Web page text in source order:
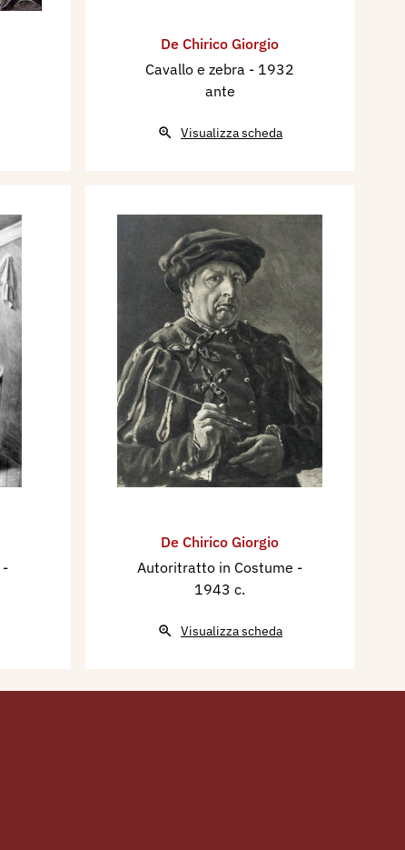
De Chirico Giorgio
Cavallo e zebra - 1932
ante
Visualizza scheda
-
De Chirico Giorgio
Autoritratto in Costume -
1943 c.
Visualizza scheda